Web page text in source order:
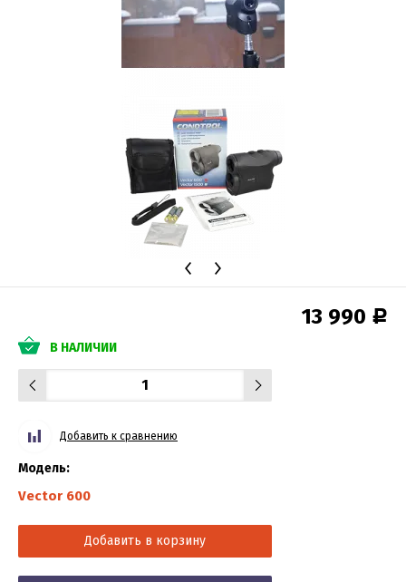
13 990 Р
В НАЛИЧИИ
Добавить к сравнению
Модель:
Vector 600
Добавить в корзину